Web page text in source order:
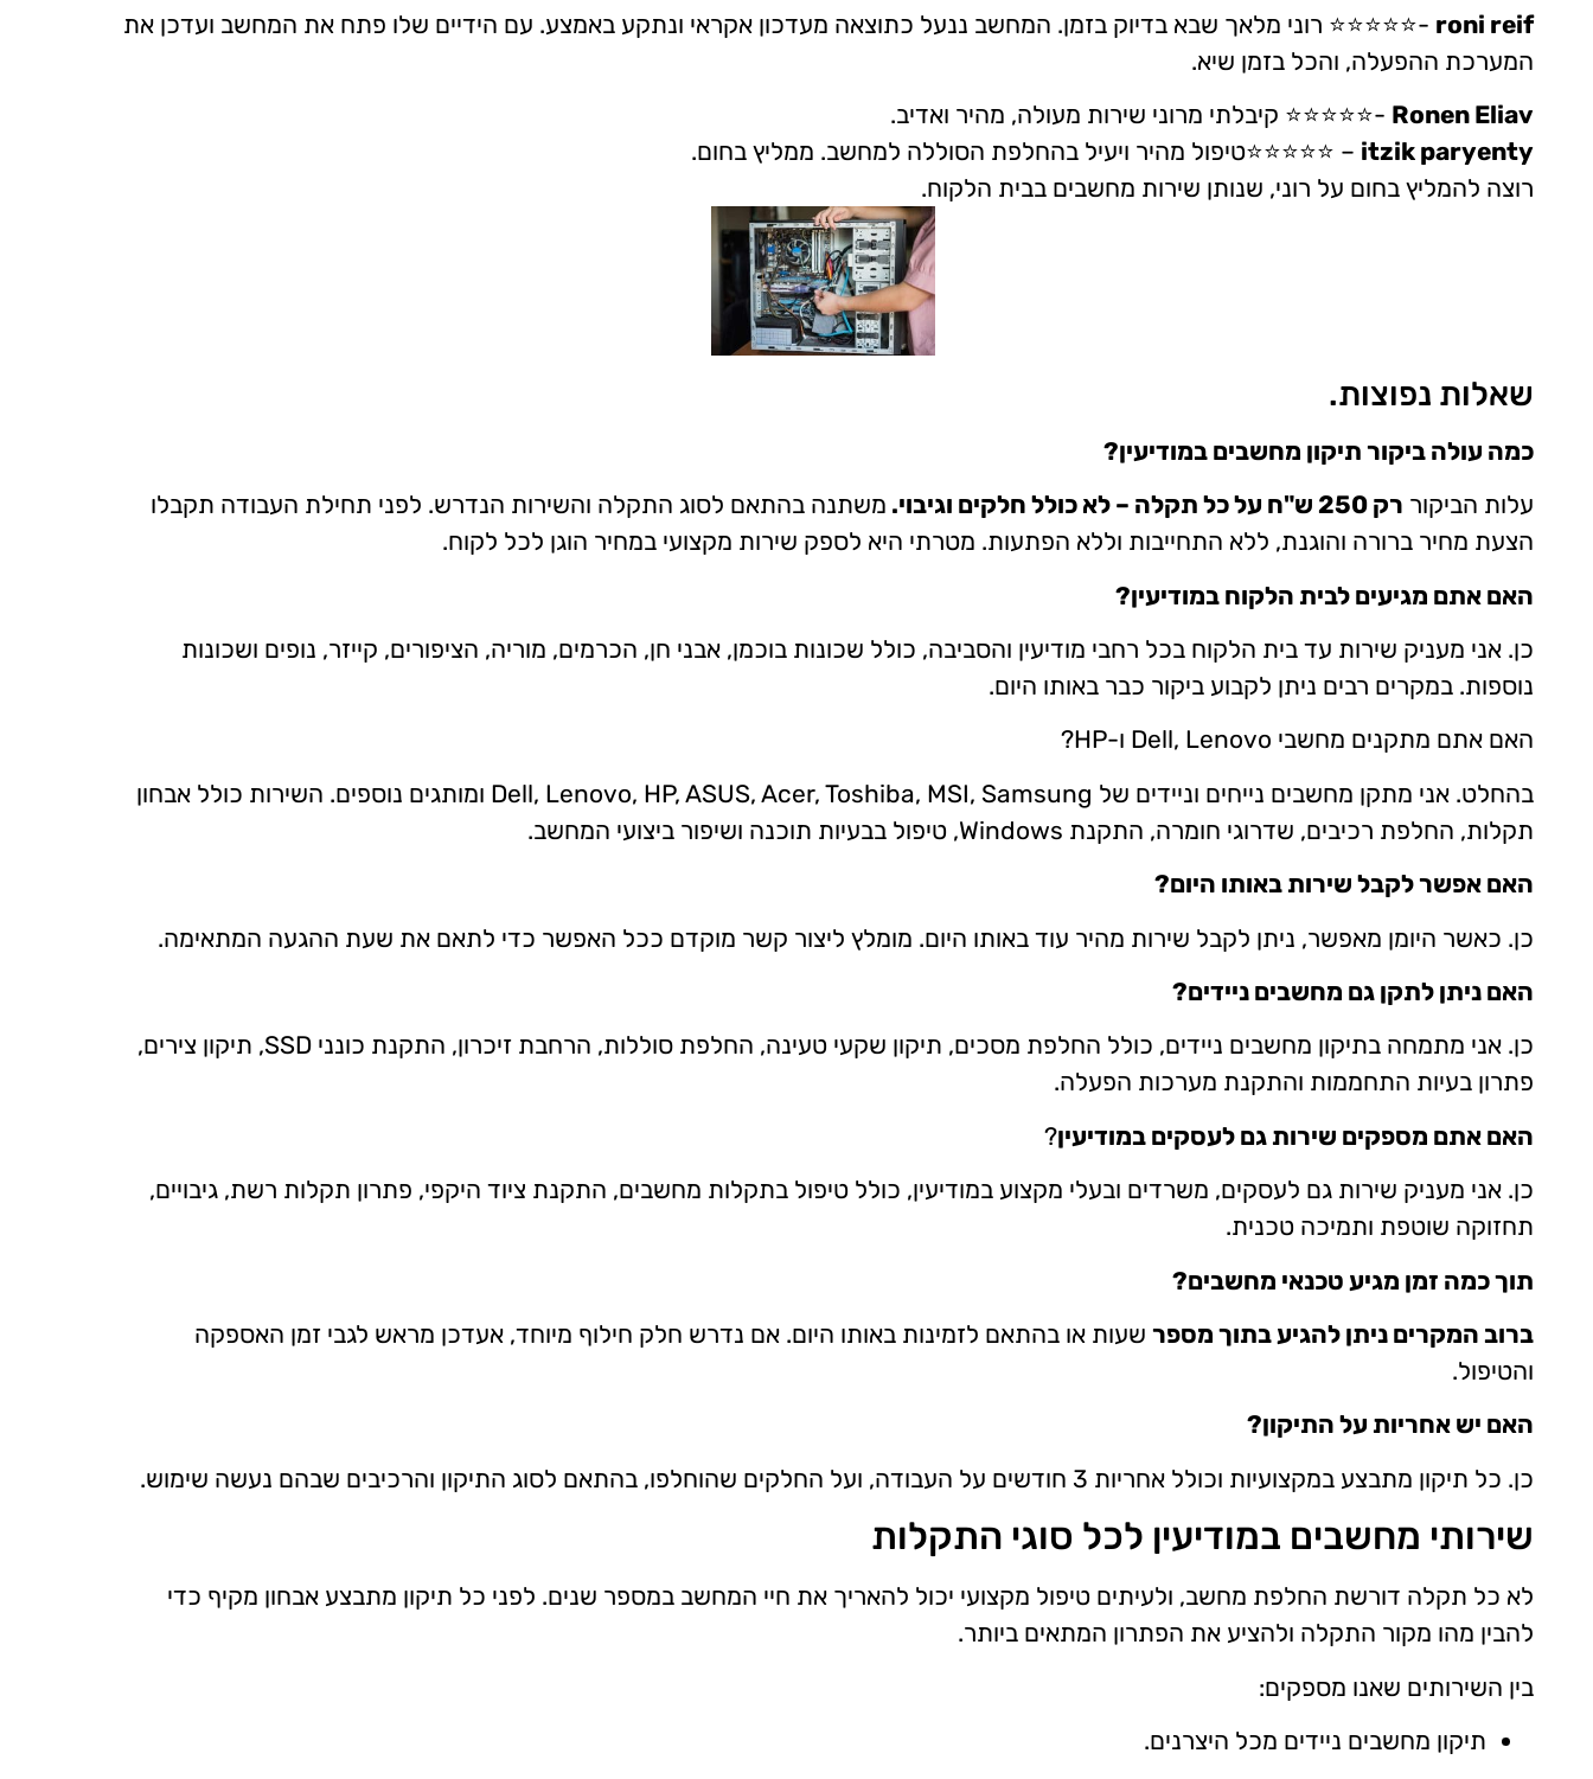
roni reif -⭐⭐⭐⭐⭐ רוני מלאך שבא בדיוק בזמן. המחשב ננעל כתוצאה מעדכון אקראי ונתקע באמצע. עם הידיים שלו פתח את המחשב ועדכן את
המערכת ההפעלה, והכל בזמן שיא.
Ronen Eliav -⭐⭐⭐⭐⭐ קיבלתי מרוני שירות מעולה, מהיר ואדיב.
itzik paryenty – ⭐⭐⭐⭐⭐טיפול מהיר ויעיל בהחלפת הסוללה למחשב. ממליץ בחום.
רוצה להמליץ בחום על רוני, שנותן שירות מחשבים בבית הלקוח.
שאלות נפוצות.
כמה עולה ביקור תיקון מחשבים במודיעין?
עלות הביקור רק 250 ש"ח על כל תקלה – לא כולל חלקים וגיבוי.
משתנה בהתאם לסוג התקלה והשירות הנדרש. לפני תחילת העבודה תקבלו
הצעת מחיר ברורה והוגנת, ללא התחייבות וללא הפתעות. מטרתי היא לספק שירות מקצועי במחיר הוגן לכל לקוח.
האם אתם מגיעים לבית הלקוח במודיעין?
כן. אני מעניק שירות עד בית הלקוח בכל רחבי מודיעין והסביבה, כולל שכונות בוכמן, אבני חן, הכרמים, מוריה, הציפורים, קייזר, נופים ושכונות
נוספות. במקרים רבים ניתן לקבוע ביקור כבר באותו היום.
האם אתם מתקנים מחשבי Dell, Lenovo ו-HP?
בהחלט. אני מתקן מחשבים נייחים וניידים של Dell, Lenovo, HP, ASUS, Acer, Toshiba, MSI, Samsung ומותגים נוספים. השירות כולל אבחון
תקלות, החלפת רכיבים, שדרוגי חומרה, התקנת Windows, טיפול בבעיות תוכנה ושיפור ביצועי המחשב.
האם אפשר לקבל שירות באותו היום?
כן. כאשר היומן מאפשר, ניתן לקבל שירות מהיר עוד באותו היום. מומלץ ליצור קשר מוקדם ככל האפשר כדי לתאם את שעת ההגעה המתאימה.
האם ניתן לתקן גם מחשבים ניידים?
כן. אני מתמחה בתיקון מחשבים ניידים, כולל החלפת מסכים, תיקון שקעי טעינה, החלפת סוללות, הרחבת זיכרון, התקנת כונני SSD, תיקון צירים,
פתרון בעיות התחממות והתקנת מערכות הפעלה.
האם אתם מספקים שירות גם לעסקים במודיעין?
כן. אני מעניק שירות גם לעסקים, משרדים ובעלי מקצוע במודיעין, כולל טיפול בתקלות מחשבים, התקנת ציוד היקפי, פתרון תקלות רשת, גיבויים,
תחזוקה שוטפת ותמיכה טכנית.
תוך כמה זמן מגיע טכנאי מחשבים?
ברוב המקרים ניתן להגיע בתוך מספר שעות או בהתאם לזמינות באותו היום. אם נדרש חלק חילוף מיוחד, אעדכן מראש לגבי זמן האספקה
והטיפול.
האם יש אחריות על התיקון?
כן. כל תיקון מתבצע במקצועיות וכולל אחריות 3 חודשים על העבודה, ועל החלקים שהוחלפו, בהתאם לסוג התיקון והרכיבים שבהם נעשה שימוש.
שירותי מחשבים במודיעין לכל סוגי התקלות
לא כל תקלה דורשת החלפת מחשב, ולעיתים טיפול מקצועי יכול להאריך את חיי המחשב במספר שנים. לפני כל תיקון מתבצע אבחון מקיף כדי
להבין מהו מקור התקלה ולהציע את הפתרון המתאים ביותר.
בין השירותים שאנו מספקים:
תיקון מחשבים ניידים מכל היצרנים.